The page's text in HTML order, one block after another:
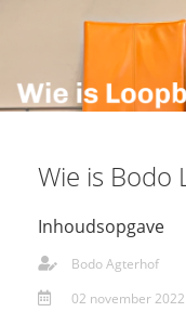
Wie is Bodo
Inhoudsopgave
Bodo Agterhof
02 november 2022